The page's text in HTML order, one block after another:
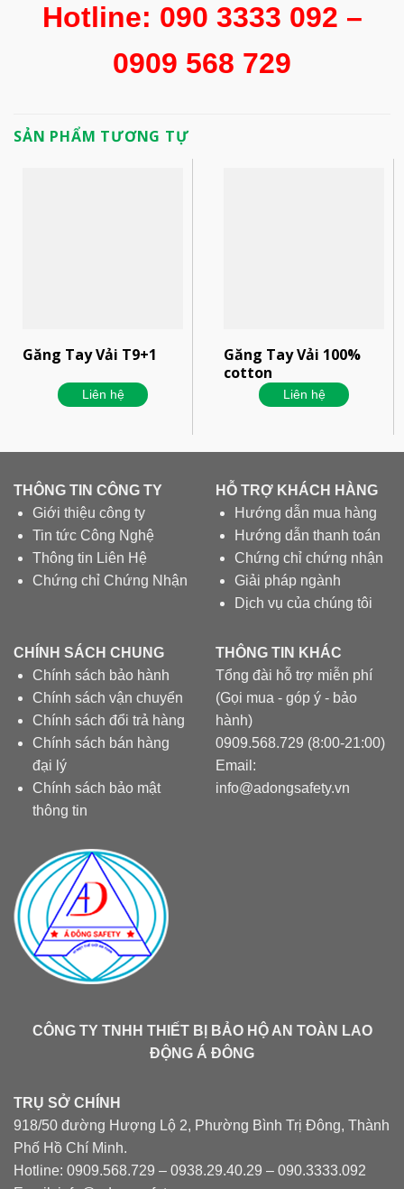
Hotline: 090 3333 092 –
0909 568 729
SẢN PHẨM TƯƠNG TỰ
Găng Tay Vải T9+1
Liên hệ
Găng Tay Vải 100%
cotton
Liên hệ
THÔNG TIN CÔNG TY
Giới thiệu công ty
Tin tức Công Nghệ
Thông tin Liên Hệ
Chứng chỉ Chứng Nhận
HỖ TRỢ KHÁCH HÀNG
Hướng dẫn mua hàng
Hướng dẫn thanh toán
Chứng chỉ chứng nhận
Giải pháp ngành
Dịch vụ của chúng tôi
CHÍNH SÁCH CHUNG
Chính sách bảo hành
Chính sách vận chuyển
Chính sách đổi trả hàng
Chính sách bán hàng
đại lý
Chính sách bảo mật
thông tin
THÔNG TIN KHÁC
Tổng đài hỗ trợ miễn phí
(Gọi mua - góp ý - bảo
hành)
0909.568.729 (8:00-21:00)
Email:
info@adongsafety.vn
CÔNG TY TNHH THIẾT BỊ BẢO HỘ AN TOÀN LAO
ĐỘNG Á ĐÔNG
TRỤ SỞ CHÍNH
918/50 đường Hượng Lộ 2, Phường Bình Trị Đông, Thành
Phố Hồ Chí Minh.
Hotline: 0909.568.729 – 0938.29.40.29 – 090.3333.092